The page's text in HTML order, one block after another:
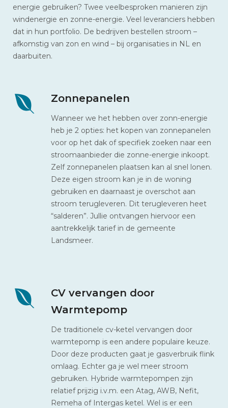
energie gebruiken? Twee veelbesproken manieren zijn
windenergie en zonne-energie. Veel leveranciers hebben
dat in hun portfolio. De bedrijven bestellen stroom –
afkomstig van zon en wind – bij organisaties in NL en
daarbuiten.
Zonnepanelen
Wanneer we het hebben over zonn-energie
heb je 2 opties: het kopen van zonnepanelen
voor op het dak of specifiek zoeken naar een
stroomaanbieder die zonne-energie inkoopt.
Zelf zonnepanelen plaatsen kan al snel lonen.
Deze eigen stroom kan je in de woning
gebruiken en daarnaast je overschot aan
stroom terugleveren. Dit terugleveren heet
“salderen”. Jullie ontvangen hiervoor een
aantrekkelijk tarief in de gemeente
Landsmeer.
CV vervangen door
Warmtepomp
De traditionele cv-ketel vervangen door
warmtepomp is een andere populaire keuze.
Door deze producten gaat je gasverbruik flink
omlaag. Echter ga je wel meer stroom
gebruiken. Hybride warmtepompen zijn
relatief prijzig i.v.m. een Atag, AWB, Nefit,
Remeha of Intergas ketel. Wel is er een